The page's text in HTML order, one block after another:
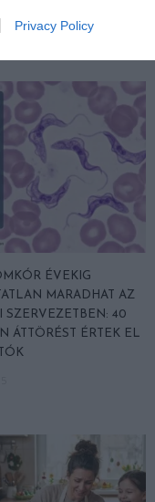
Privacy Policy
ÉVEKIG
MARADHAT AZ
SZERVEZETBEN: 40
ÁTTÖRÉST ÉRTEK EL